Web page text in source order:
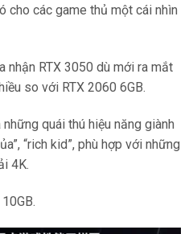
cho các game thủ một cái nhìn
nhận RTX 3050 dù mới ra mắt
so với RTX 2060 6GB.
quái thú hiệu năng giành
“rich kid”, phù hợp với những
4K.